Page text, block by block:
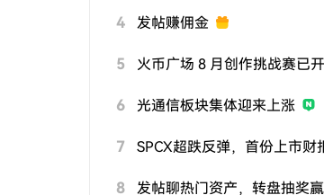
4 发帖赚佣金
5
6 光通信板块集体迎来上涨
7
8 发帖聊热门资产，转盘抽奖